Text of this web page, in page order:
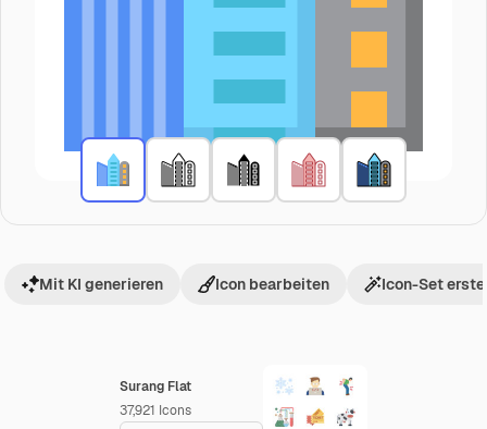
Surang Flat
37,921 Icons
Mit KI generieren Icon bearbeiten Icon-Set